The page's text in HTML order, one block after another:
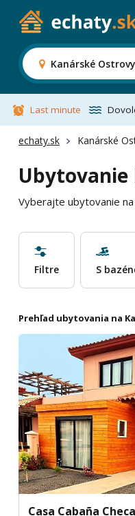
Kanárské Ostrovy
Last minute
echaty.sk Kanárské
Ubytovanie
Vyberajte ubytovanie
Filtre S
Prehľad ubytovania na
Casa Cabaña Checa